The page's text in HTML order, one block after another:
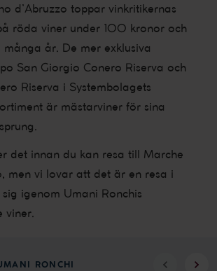
d’Abruzzo toppar vinkritikernas
röda viner under 100 kronor och
år. De mer exklusiva
San Giorgio Conero Riserva och
Riserva i Systembolagets
är mästarviner för sina
det innan du kan resa till Marche
men vi lovar att det är en resa i
igenom Umani Ronchis
viner.
RONCHI